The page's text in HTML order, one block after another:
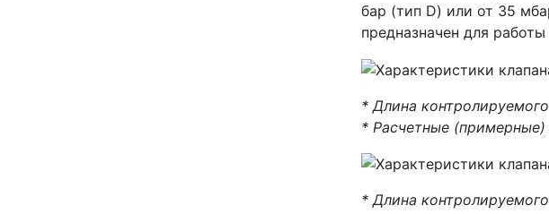
бар (тип D) или от 35
предназначен для
* Длина
* Расчетные (примерные)
* Длина